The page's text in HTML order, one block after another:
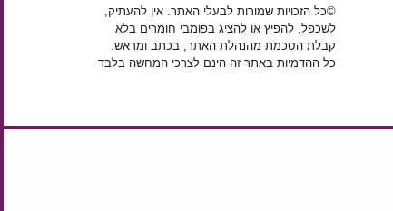
©כל הזכויות שמורות לבעלי האתר. אין להעתיק,
לשכפל, להפיץ או להציג בפומבי חומרים בלא
קבלת הסכמת מהנהלת האתר, בכתב ומראש.
כל ההדמיות באתר זה הינם לצרכי המחשה בלבד